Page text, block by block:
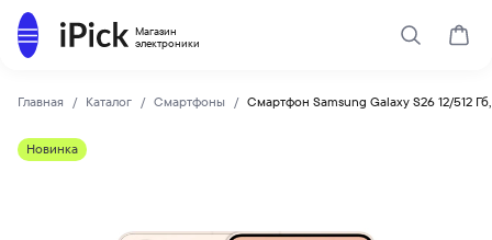
Магазин
электроники
Каталог
Поиск
Главная Каталог Смартфоны Смартфон Samsung Galaxy S26 12/512
Новинка
SAMSUNG
Купить Смартфон Samsung Galaxy S26 12/512 Гб,